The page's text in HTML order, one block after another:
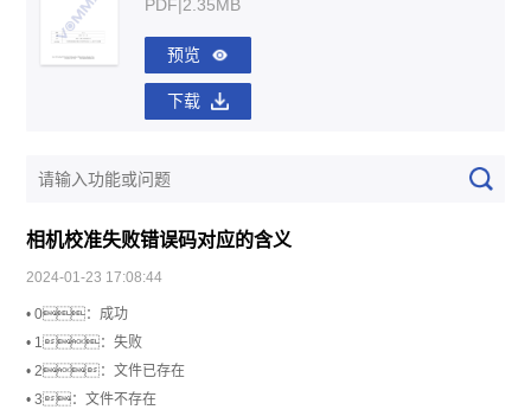
PDF|2.35MB
预览
下载
相机校准失败错误码对应的含义
2024-01-23 17:08:44
• 0：成功
• 1：失败
• 2：文件已存在
• 3：文件不存在